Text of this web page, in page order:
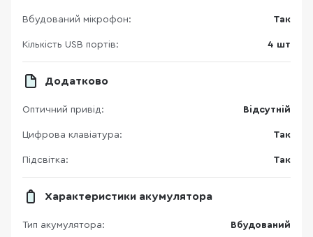
Вбудований мікрофон: Так
Кількість USB портів: 4 шт
Додатково
Оптичний привід: Відсутній
Цифрова клавіатура: Так
Підсвітка: Так
Характеристики акумулятора
Тип акумулятора: Вбудований